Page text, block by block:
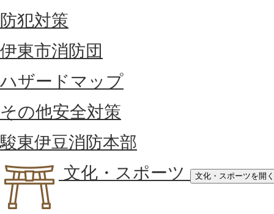
防犯対策
伊東市消防団
ハザードマップ
その他安全対策
駿東伊豆消防本部
文化・スポーツ
文化・スポーツを開く